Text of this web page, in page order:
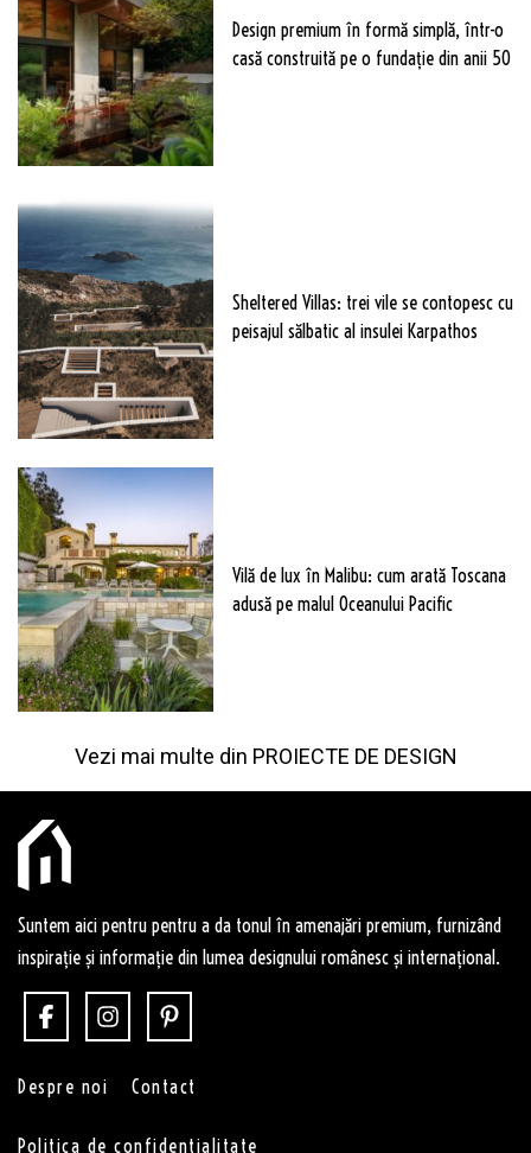
Design premium în formă simplă, într-o
casă construită pe o fundație din anii 50
Sheltered Villas: trei vile se contopesc cu
peisajul sălbatic al insulei Karpathos
Vilă de lux în Malibu: cum arată Toscana
adusă pe malul Oceanului Pacific
Vezi mai multe din PROIECTE DE DESIGN
Suntem aici pentru pentru a da tonul în amenajări premium, furnizând
inspirație și informație din lumea designului românesc și internațional.
Despre noi Contact
Politica de confidentialitate